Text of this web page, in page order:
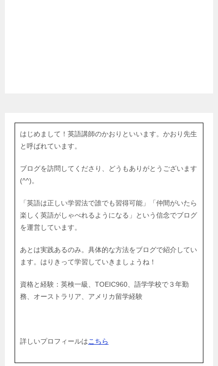
はじめまして！英語講師のかおりといいます。かおり先生
と呼ばれています。
ブログを訪問してくださり、どうもありがとうございます
(^^)。
「英語は正しい学習法で誰でも習得可能」「仲間がいたら
楽しく英語がしゃべれるようになる」という信念でブログ
を運営しています。
あとは実践あるのみ。具体的な方法をブログで紹介してい
ます。はりきって学習していきましょうね！
資格と経験：英検一級、TOEIC960、語学学校で３年勤
務、オーストラリア、アメリカ留学経験
詳しいプロフィールはこちら